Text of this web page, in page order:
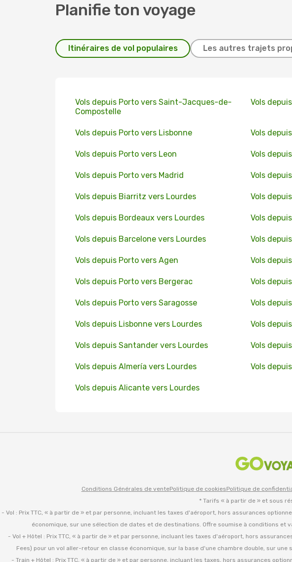
Planifie ton voyage
Itinéraires de vol populaires Les autres trajets
Vols depuis Porto vers Saint-Jacques-de-
Compostelle
Vols
Vols depuis Porto vers Lisbonne Vols
Vols depuis Porto vers Leon Vols
Vols depuis Porto vers Madrid Vols
Vols depuis Biarritz vers Lourdes Vols
Vols depuis Bordeaux vers Lourdes Vols
Vols depuis Barcelone vers Lourdes Vols
Vols depuis Porto vers Agen Vols
Vols depuis Porto vers Bergerac Vols
Vols depuis Porto vers Saragosse Vols
Vols depuis Lisbonne vers Lourdes Vols
Vols depuis Santander vers Lourdes Vols
Vols depuis Almería vers Lourdes Vols
Vols depuis Alicante vers Lourdes
Conditions Générales de ventePolitique de cookiesPolitique de
* Tarifs « à partir de » et sous
- Vol : Prix TTC, « à partir de » et par personne, incluant les taxes d'aéroport, hors assurances
économique, sur une sélection de dates et de destinations. Offre soumise à conditions et
- Vol + Hôtel : Prix TTC, « à partir de » et par personne, incluant les taxes d'aéroport, hors
Fees) pour un vol aller-retour en classe économique, sur la base d'une chambre double, sur
- Train + Hôtel : Prix TTC, « à partir de » et par personne, incluant les taxes, hors assurances